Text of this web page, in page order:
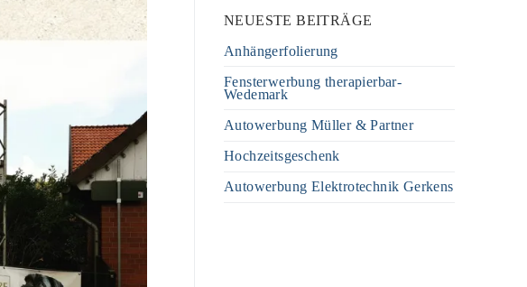
NEUESTE BEITRÄGE
Anhängerfolierung
Fensterwerbung therapierbar-
Wedemark
Autowerbung Müller & Partner
Hochzeitsgeschenk
Autowerbung Elektrotechnik Gerkens